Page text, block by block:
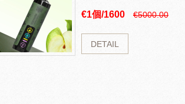
€1個/1600 €5000.00
DETAIL